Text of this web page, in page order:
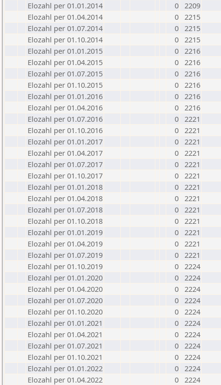
Elozahl per 01.01.2014
0 2209
Elozahl per 01.04.2014
0 2215
Elozahl per 01.07.2014
0 2215
Elozahl per 01.10.2014
0 2215
Elozahl per 01.01.2015
0 2216
Elozahl per 01.04.2015
0 2216
Elozahl per 01.07.2015
0 2216
Elozahl per 01.10.2015
0 2216
Elozahl per 01.01.2016
0 2216
Elozahl per 01.04.2016
0 2216
Elozahl per 01.07.2016
0 2221
Elozahl per 01.10.2016
0 2221
Elozahl per 01.01.2017
0 2221
Elozahl per 01.04.2017
0 2221
Elozahl per 01.07.2017
0 2221
Elozahl per 01.10.2017
0 2221
Elozahl per 01.01.2018
0 2221
Elozahl per 01.04.2018
0 2221
Elozahl per 01.07.2018
0 2221
Elozahl per 01.10.2018
0 2221
Elozahl per 01.01.2019
0 2221
Elozahl per 01.04.2019
0 2221
Elozahl per 01.07.2019
0 2221
Elozahl per 01.10.2019
0 2224
Elozahl per 01.01.2020
0 2224
Elozahl per 01.04.2020
0 2224
Elozahl per 01.07.2020
0 2224
Elozahl per 01.10.2020
0 2224
Elozahl per 01.01.2021
0 2224
Elozahl per 01.04.2021
0 2224
Elozahl per 01.07.2021
0 2224
Elozahl per 01.10.2021
0 2224
Elozahl per 01.01.2022
0 2224
Elozahl per 01.04.2022
0 2224